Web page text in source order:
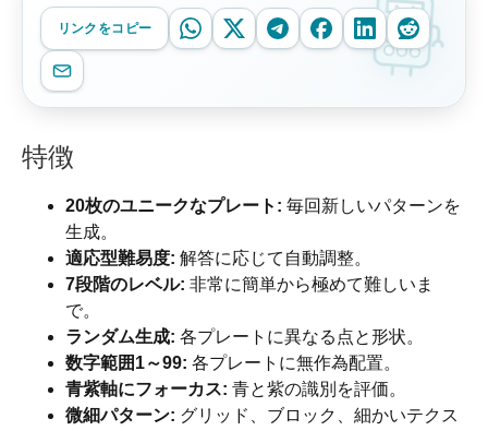
リンクをコピー
特徴
20枚のユニークなプレート: 毎回新しいパターンを
生成。
適応型難易度: 解答に応じて自動調整。
7段階のレベル: 非常に簡単から極めて難しいま
で。
ランダム生成: 各プレートに異なる点と形状。
数字範囲1～99: 各プレートに無作為配置。
青紫軸にフォーカス: 青と紫の識別を評価。
微細パターン: グリッド、ブロック、細かいテクス